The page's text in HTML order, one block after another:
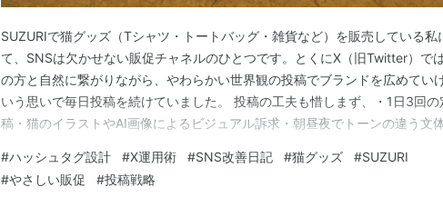
SUZURIで猫グッズ（Tシャツ・トートバッグ・雑貨など）を販売している私
て、SNSは欠かせない販促チャネルのひとつです。とくにX（旧Twitter）で
の方と自然に繋がりながら、やわらかい世界観の投稿でブランドを広めてい
いう思いで毎日投稿を続けていました。 投稿の工夫も惜しまず、・1日3回の
稿・猫のイラストやAI画像によるビジュアル訴求・朝昼夜でトーンの違う文
ば、反応は自然と伸びるはず――。そう思っていました。 でも現実は、イン
ョン数の鈍化、エンゲージメントの低迷、フォ…
#ハッシュタグ設計 #X運用術 #SNS改善日記 #猫グッズ #SUZURI
#やさしい販促 #投稿戦略